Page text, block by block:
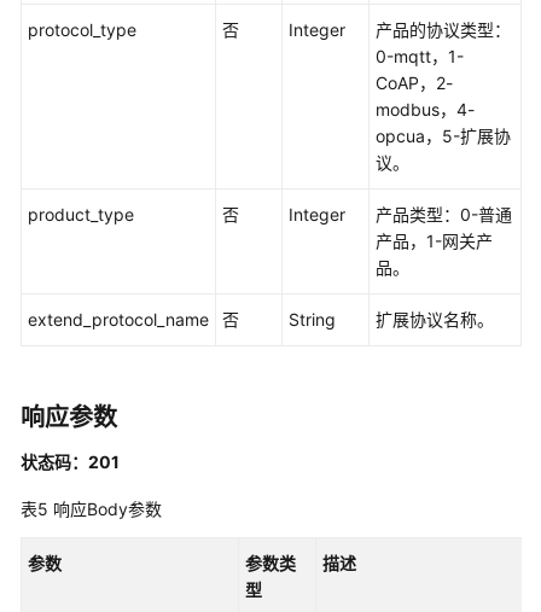
-
备
查
详
ShowDevice
protocol_type 否 Integer
产品的协议类型：
0-mqtt，1-
CoAP，2-
modbus，4-
opcua，5-扩展协
议。
product_type 否 Integer
产品类型：0-普通
产品，1-网关产
品。
extend_protocol_name 否 String 扩展协议名称。
响应参数
状态码：201
表5 响应Body参数
参数
参数类
型
描述